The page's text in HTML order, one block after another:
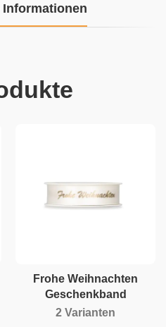
Frohe Weihnachten
Geschenkband
2 Varianten